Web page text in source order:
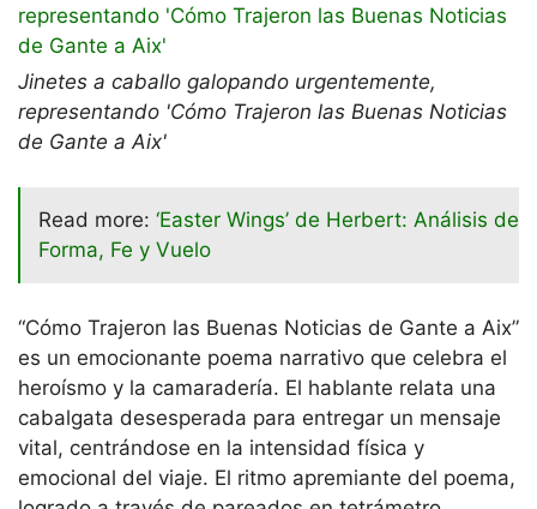
Jinetes a caballo galopando urgentemente,
representando 'Cómo Trajeron las Buenas Noticias
de Gante a Aix'
Read more: ‘Easter Wings’ de Herbert: Análisis de
Forma, Fe y Vuelo
“Cómo Trajeron las Buenas Noticias de Gante a Aix”
es un emocionante poema narrativo que celebra el
heroísmo y la camaradería. El hablante relata una
cabalgata desesperada para entregar un mensaje
vital, centrándose en la intensidad física y
emocional del viaje. El ritmo apremiante del poema,